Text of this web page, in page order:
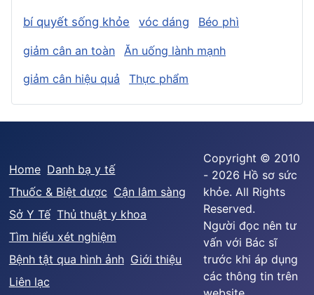
bí quyết sống khỏe vóc dáng Béo phì
giảm cân an toàn
Ăn uống lành mạnh
giảm cân hiệu quả
Thực phẩm
Home Danh bạ y tế
Thuốc & Biệt dược Cận lâm sàng
Sở Y Tế Thủ thuật y khoa
Tìm hiểu xét nghiệm
Bệnh tật qua hình ảnh Giới thiệu
Liên lạc
Copyright © 2010
- 2026 Hồ sơ sức
khỏe. All Rights
Reserved.
Người đọc nên tư
vấn với Bác sĩ
trước khi áp dụng
các thông tin trên